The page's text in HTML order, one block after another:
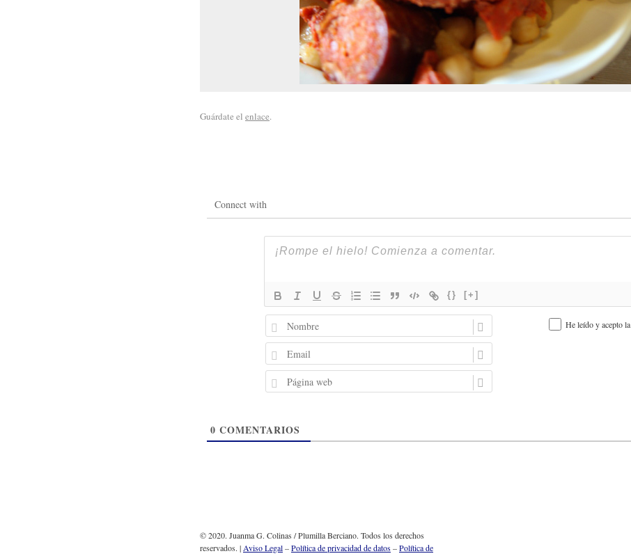
Guárdate el enlace.
Connect with
{} [+]
o
m
r
m
a
á
a
He leído y acepto la
0 COMENTARIOS
© 2020. Juanma G. Colinas / Plumilla Berciano. Todos los derechos
reservados. | Aviso Legal–Política de privacidad de datos–Política de